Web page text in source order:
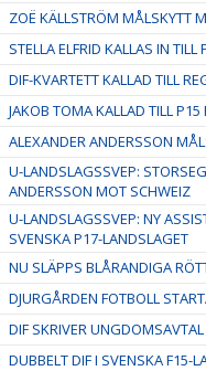
ZOË KÄLLSTRÖM MÅLSKYTT
STELLA ELFRID KALLAS IN
DIF-KVARTETT KALLAD TILL
JAKOB TOMA KALLAD TILL P15
ALEXANDER ANDERSSON
U-LANDSLAGSSVEP:
ANDERSSON MOT SCHWEIZ
U-LANDSLAGSSVEP: NY
SVENSKA P17-LANDSLAGET
NU SLÄPPS BLÅRANDIGA
DJURGÅRDEN FOTBOLL
DIF SKRIVER
DUBBELT DIF I SVENSKA F15-